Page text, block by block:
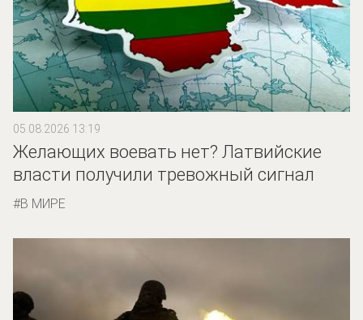
05.08.2026 13:19
Желающих воевать нет? Латвийские
власти получили тревожный сигнал
В МИРЕ